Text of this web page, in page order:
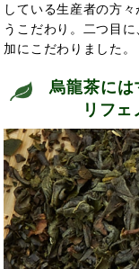
している生産者の方
うこだわり。二つ目
加にこだわりました。
烏龍茶には
リフ